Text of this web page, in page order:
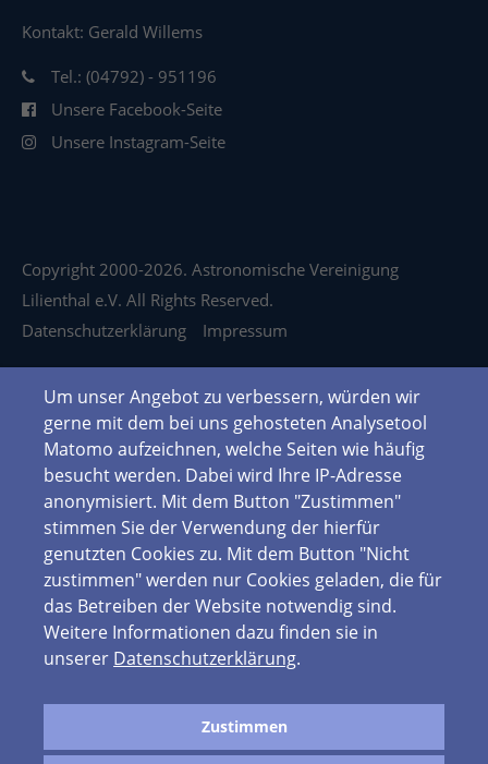
Kontakt: Gerald Willems
Tel.: (04792) - 951196
Unsere Facebook-Seite
Unsere Instagram-Seite
Copyright 2000-2026. Astronomische Vereinigung
Lilienthal e.V. All Rights Reserved.
Datenschutzerklärung
Impressum
Um unser Angebot zu verbessern, würden wir
gerne mit dem bei uns gehosteten Analysetool
Matomo aufzeichnen, welche Seiten wie häufig
besucht werden. Dabei wird Ihre IP-Adresse
anonymisiert. Mit dem Button "Zustimmen"
stimmen Sie der Verwendung der hierfür
genutzten Cookies zu. Mit dem Button "Nicht
zustimmen" werden nur Cookies geladen, die für
das Betreiben der Website notwendig sind.
Weitere Informationen dazu finden sie in
unserer Datenschutzerklärung.
Zustimmen